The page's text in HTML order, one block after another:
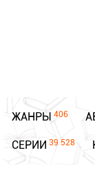
ЖАНРЫ 406
СЕРИИ 39 528